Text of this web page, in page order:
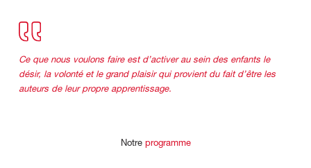
Ce que nous voulons faire est d’activer au sein des enfants le
désir, la volonté et le grand plaisir qui provient du fait d’être les
auteurs de leur propre apprentissage.
Notre programme